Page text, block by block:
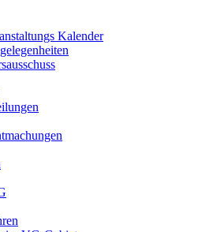
Kalender